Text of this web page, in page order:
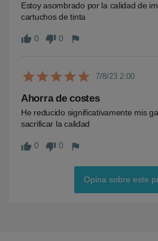
Estoy asombrado por la calidad de
cartuchos de tinta
thumb_up 0 thumb_down 0 flag
7/8/23 2:00
Ahorra de costes
He reducido significativamente mis
sacrificar la calidad
thumb_up 0 thumb_down 0 flag
Opina sobre este